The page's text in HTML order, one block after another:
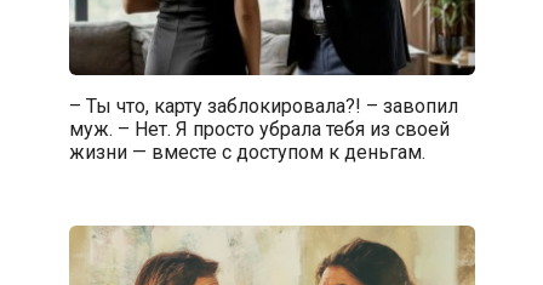
– Ты что, карту заблокировала?! – завопил
муж. – Нет. Я просто убрала тебя из своей
жизни — вместе с доступом к деньгам.